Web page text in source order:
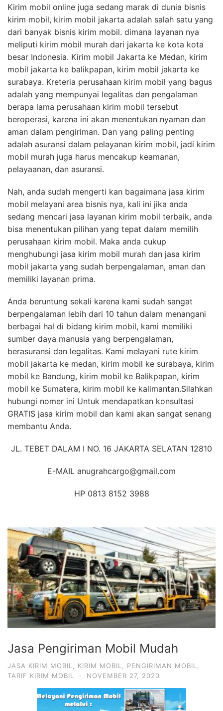
Kirim mobil online juga sedang marak di dunia bisnis
kirim mobil, kirim mobil jakarta adalah salah satu yang
dari banyak bisnis kirim mobil. dimana layanan nya
meliputi kirim mobil murah dari jakarta ke kota kota
besar Indonesia. Kirim mobil Jakarta ke Medan, kirim
mobil jakarta ke balikpapan, kirim mobil jakarta ke
surabaya. Kreteria perusahaan kirim mobil yang bagus
adalah yang mempunyai legalitas dan pengalaman
berapa lama perusahaan kirim mobil tersebut
beroperasi, karena ini akan menentukan nyaman dan
aman dalam pengiriman. Dan yang paling penting
adalah asuransi dalam pelayanan kirim mobil, jadi kirim
mobil murah juga harus mencakup keamanan,
pelayaanan, dan asuransi.
Nah, anda sudah mengerti kan bagaimana jasa kirim
mobil melayani area bisnis nya, kali ini jika anda
sedang mencari jasa layanan kirim mobil terbaik, anda
bisa menentukan pilihan yang tepat dalam memilih
perusahaan kirim mobil. Maka anda cukup
menghubungi jasa kirim mobil murah dan jasa kirim
mobil jakarta yang sudah berpengalaman, aman dan
memiliki layanan prima.
Anda beruntung sekali karena kami sudah sangat
berpengalaman lebih dari 10 tahun dalam menangani
berbagai hal di bidang kirim mobil, kami memiliki
sumber daya manusia yang berpengalaman,
berasuransi dan legalitas. Kami melayani rute kirim
mobil jakarta ke medan, kirim mobil ke surabaya, kirim
mobil ke Bandung, kirim mobil ke Balikpapan, kirim
mobil ke Sumatera, kirim mobil ke kalimantan.Silahkan
hubungi nomer ini Untuk mendapatkan konsultasi
GRATIS jasa kirim mobil dan kami akan sangat senang
membantu Anda.
JL. TEBET DALAM I NO. 16 JAKARTA SELATAN 12810
E-MAIL anugrahcargo@gmail.com
HP 0813 8152 3988
Jasa Pengiriman Mobil Mudah
JASA KIRIM MOBIL, KIRIM MOBIL, PENGIRIMAN MOBIL,
TARIF KIRIM MOBIL
· NOVEMBER 27, 2020